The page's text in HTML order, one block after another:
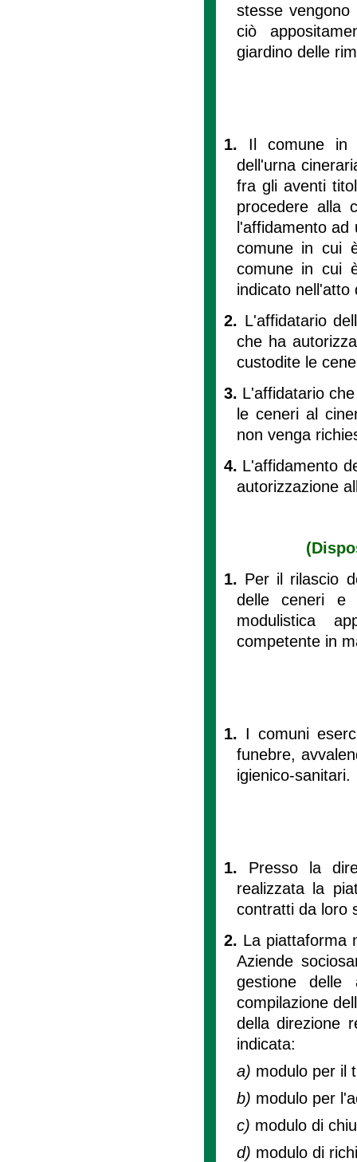
stesse
ciò
giardino delle
1. Il comune in
dell'urna
fra gli aventi
procedere alla
l'affidamento
comune in cui
comune in cui
indicato nell'atto
2. L'affidatario
che ha
custodite le
3. L'affidatario
le ceneri al
non venga
4. L'affidamento
autorizzazione
1. Per il rilascio
delle ceneri e
modulistica
competente in
1. I comuni
funebre,
igienico-sanitari.
1. Presso la
realizzata la
contratti da loro
2. La piattaforma
Aziende
gestione delle
compilazione
della direzione
indicata:
a) modulo per il
b) modulo per
c) modulo di
d) modulo di